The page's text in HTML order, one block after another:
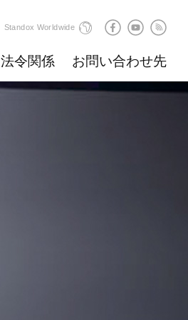
Standox Worldwide
法令関係 お問い合わせ先